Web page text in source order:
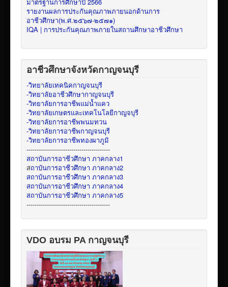
มาตรฐานการศึกษาปี 2566
รายงานผลการประกันคุณภาพภายนอกด้านการ
อาชีวศึกษา(พ.ศ.๒๕๖๗-๒๕๗๑)
IQA | การประกันคุณภาพภายในสถานศึกษาอาชีวศึกษา
อาชีวศึกษาจังหวัดกาญจนบุรี
-วิทยาลัยเทคนิคกาญจนบุรี
-วิทยาลัยอาชีวศึกษากาญจนบุรี
-วิทยาลัยการอาชีพแม่น้ำแคว
-วิทยาลัยเกษตรและเทคโนโลยีกาญจบุรี
-วิทยาลัยการอาชีพพนมทวน
-วิทยาลัยการอาชีพกาญจนบุรี
-วิทยาลัยการอาชีพทองผาภูมิ
-----------------------------------------
สถาบันการอาชีวศึกษา ภาคกลาง1
สถาบันการอาชีวศึกษา ภาคกลาง2
สถาบันการอาชีวศึกษา ภาคกลาง3
สถาบันการอาชีวศึกษา ภาคกลาง4
สถาบันการอาชีวศึกษา ภาคกลาง5
-----------------------------------------
VDO อบรม PA กาญจนบุรี